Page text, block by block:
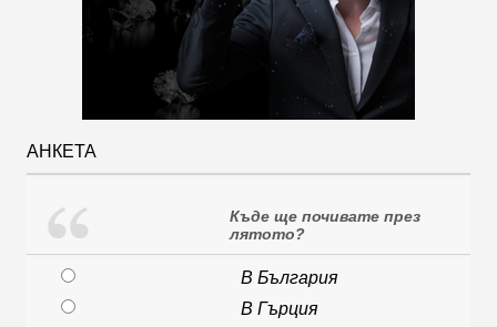
АНКЕТА
Къде ще почивате през
лятото?
В България
В Гърция